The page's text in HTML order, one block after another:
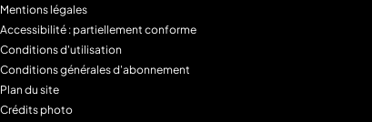
Mentions légales
Accessibilité : partiellement conforme
Conditions d'utilisation
Conditions générales d'abonnement
Plan du site
Crédits photo